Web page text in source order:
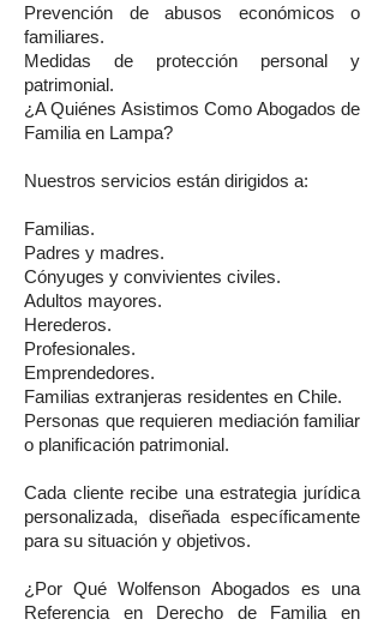
Prevención de abusos económicos o
familiares.
Medidas de protección personal y
patrimonial.
¿A Quiénes Asistimos Como Abogados de
Familia en Lampa?
Nuestros servicios están dirigidos a:
Familias.
Padres y madres.
Cónyuges y convivientes civiles.
Adultos mayores.
Herederos.
Profesionales.
Emprendedores.
Familias extranjeras residentes en Chile.
Personas que requieren mediación familiar
o planificación patrimonial.
Cada cliente recibe una estrategia jurídica
personalizada, diseñada específicamente
para su situación y objetivos.
¿Por Qué Wolfenson Abogados es una
Referencia en Derecho de Familia en